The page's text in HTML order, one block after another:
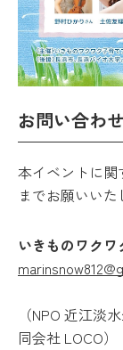
お問い合わせ
本イベントに
までお願いいた
いきものワク
（NPO 近江
同会社 LOCO）